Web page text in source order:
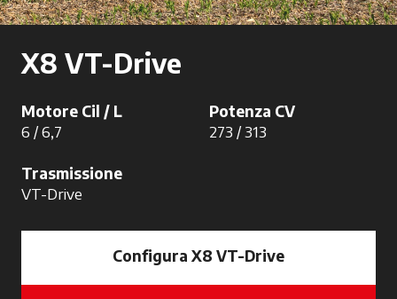
X8 VT-Drive
Motore Cil / L
6 / 6,7
Potenza CV
273 / 313
Trasmissione
VT-Drive
Configura X8 VT-Drive